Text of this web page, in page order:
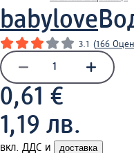
babylove
3.1 (166
0,61 €
1,19 лв.
вкл. ДДС и доставка